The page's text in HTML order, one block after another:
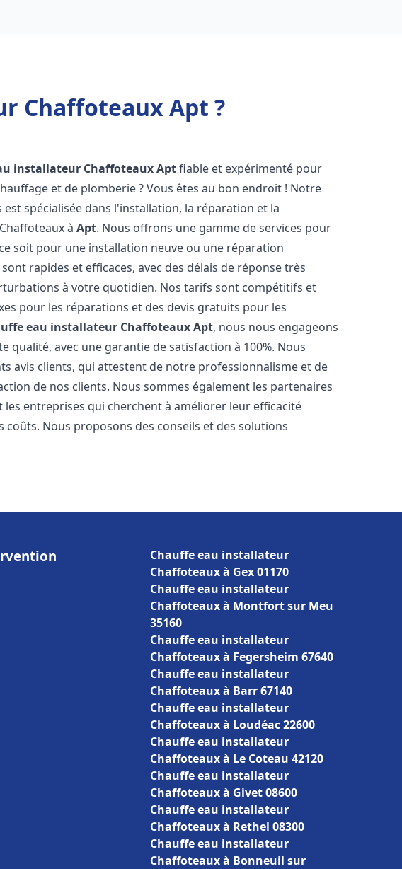
Chaffoteaux Apt ?
installateur ChaffoteauxAptfiable et expérimenté pour
et de plomberie ? Vous êtes au bon endroit ! Notre
spécialisée dans l'installation, la réparation et la
àApt. Nous offrons une gamme de services pour
soit pour une installation neuve ou une réparation
rapides et efficaces, avec des délais de réponse très
à votre quotidien. Nos tarifs sont compétitifs et
pour les réparations et des devis gratuits pour les
eau installateur ChaffoteauxApt, nous nous engageons
qualité, avec une garantie de satisfaction à 100%. Nous
avis clients, qui attestent de notre professionnalisme et de
de nos clients. Nous sommes également les partenaires
entreprises qui cherchent à améliorer leur efficacité
Nous proposons des conseils et des solutions
Chauffe eau installateur
Chaffoteaux à Gex 01170
Chauffe eau installateur
Chaffoteaux à Montfort sur Meu
35160
Chauffe eau installateur
Chaffoteaux à Fegersheim 67640
Chauffe eau installateur
Chaffoteaux à Barr 67140
Chauffe eau installateur
Chaffoteaux à Loudéac 22600
Chauffe eau installateur
Chaffoteaux à Le Coteau 42120
Chauffe eau installateur
Chaffoteaux à Givet 08600
Chauffe eau installateur
Chaffoteaux à Rethel 08300
Chauffe eau installateur
Chaffoteaux à Bonneuil sur